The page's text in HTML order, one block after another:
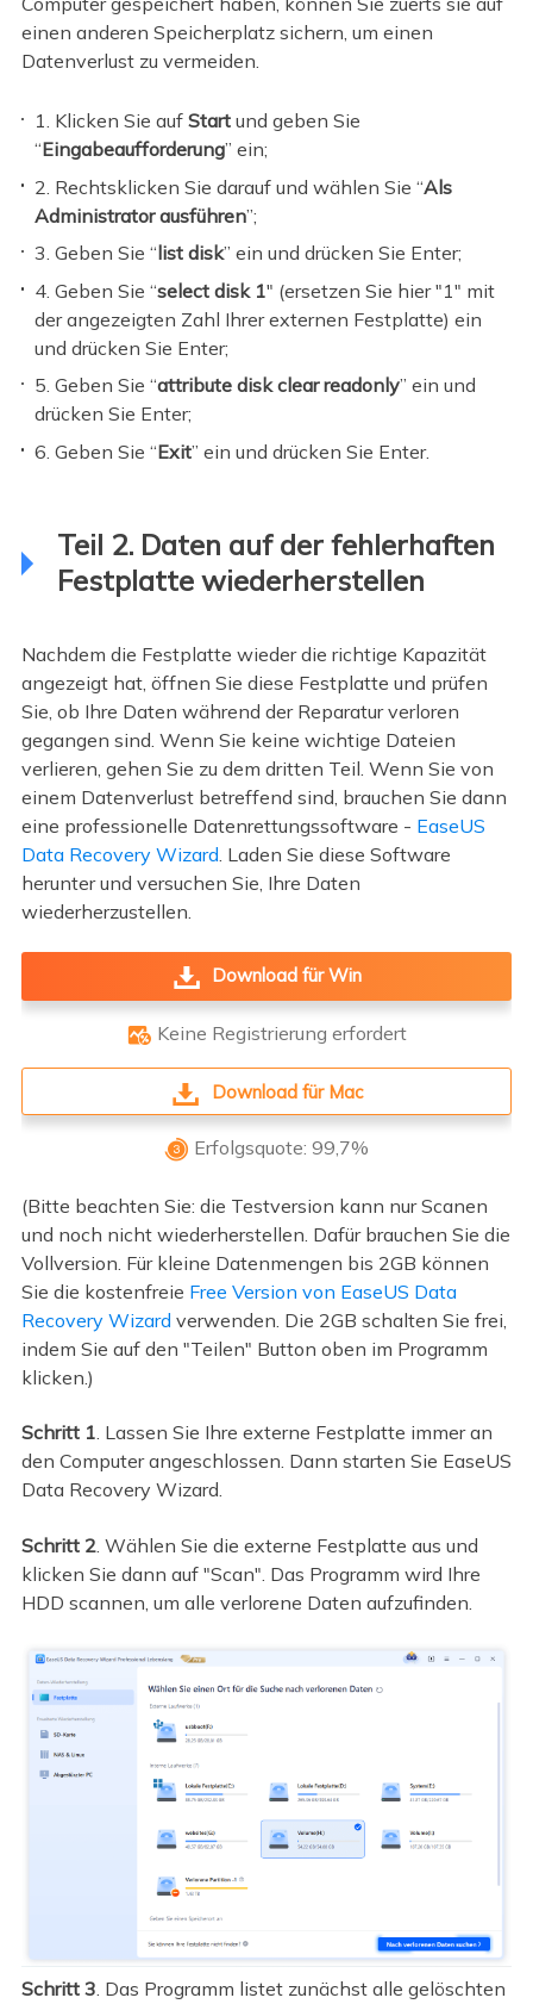
einen anderen Speicherplatz sichern, um einen
Datenverlust zu vermeiden.
1. Klicken Sie aufStartund geben Sie
“Eingabeaufforderung” ein;
2. Rechtsklicken Sie darauf und wählen Sie “Als
Administrator ausführen”;
3. Geben Sie “list disk” ein und drücken Sie Enter;
4. Geben Sie “select disk 1" (ersetzen Sie hier "1" mit
der angezeigten Zahl Ihrer externen Festplatte) ein
und drücken Sie Enter;
5. Geben Sie “attribute disk clear readonly” ein und
drücken Sie Enter;
6. Geben Sie “Exit” ein und drücken Sie Enter.
Teil 2. Daten auf der fehlerhaften
Festplatte wiederherstellen
Nachdem die Festplatte wieder die richtige Kapazität
angezeigt hat, öffnen Sie diese Festplatte und prüfen
Sie, ob Ihre Daten während der Reparatur verloren
gegangen sind. Wenn Sie keine wichtige Dateien
verlieren, gehen Sie zu dem dritten Teil. Wenn Sie von
einem Datenverlust betreffend sind, brauchen Sie dann
eine professionelle Datenrettungssoftware - EaseUS
Data Recovery Wizard . Laden Sie diese Software
herunter und versuchen Sie, Ihre Daten
wiederherzustellen.
Download für Win
 Keine Registrierung erfordert
Download für Mac
 Erfolgsquote: 99,7%
(Bitte beachten Sie: die Testversion kann nur Scanen
und noch nicht wiederherstellen. Dafür brauchen Sie die
Vollversion. Für kleine Datenmengen bis 2GB können
Sie die kostenfreie Free Version von EaseUS Data
Recovery Wizard verwenden. Die 2GB schalten Sie frei,
indem Sie auf den "Teilen" Button oben im Programm
klicken.)
Schritt 1. Lassen Sie Ihre externe Festplatte immer an
den Computer angeschlossen. Dann starten Sie EaseUS
Data Recovery Wizard.
Schritt 2. Wählen Sie die externe Festplatte aus und
klicken Sie dann auf "Scan". Das Programm wird Ihre
HDD scannen, um alle verlorene Daten aufzufinden.
Schritt 3. Das Programm listet zunächst alle gelöschten